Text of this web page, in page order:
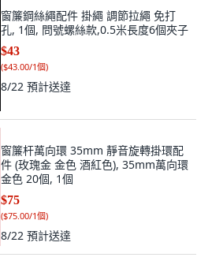
窗簾鋼絲繩配件 掛繩 調節拉繩 免打
孔, 1個, 問號螺絲款,0.5米長度6個夾子
$43
($43.00/1個)
8/22 預計送達
窗簾杆萬向環 35mm 靜音旋轉掛環配
件 (玫瑰金 金色 酒紅色), 35mm萬向環
金色 20個, 1個
$75
($75.00/1個)
8/22 預計送達